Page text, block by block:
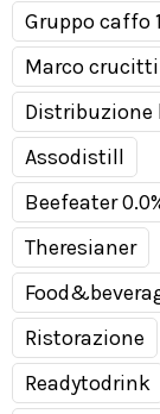
Gruppo caffo
Marco crucitti
Distribuzione
Assodistill
Beefeater
Theresianer
Ristorazione
Readytodrink